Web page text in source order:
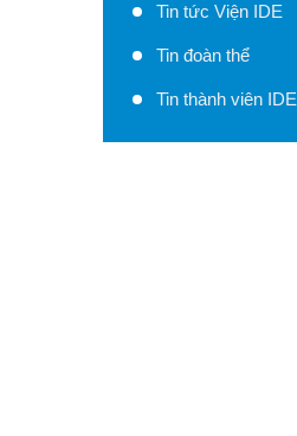
Tin tức Viện IDE
Tin đoàn thể
Tin thành viên IDE